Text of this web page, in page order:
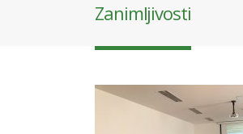
Zanimljivosti